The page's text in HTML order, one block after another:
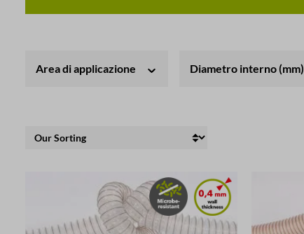
Area di applicazione Diametro interno (mm)